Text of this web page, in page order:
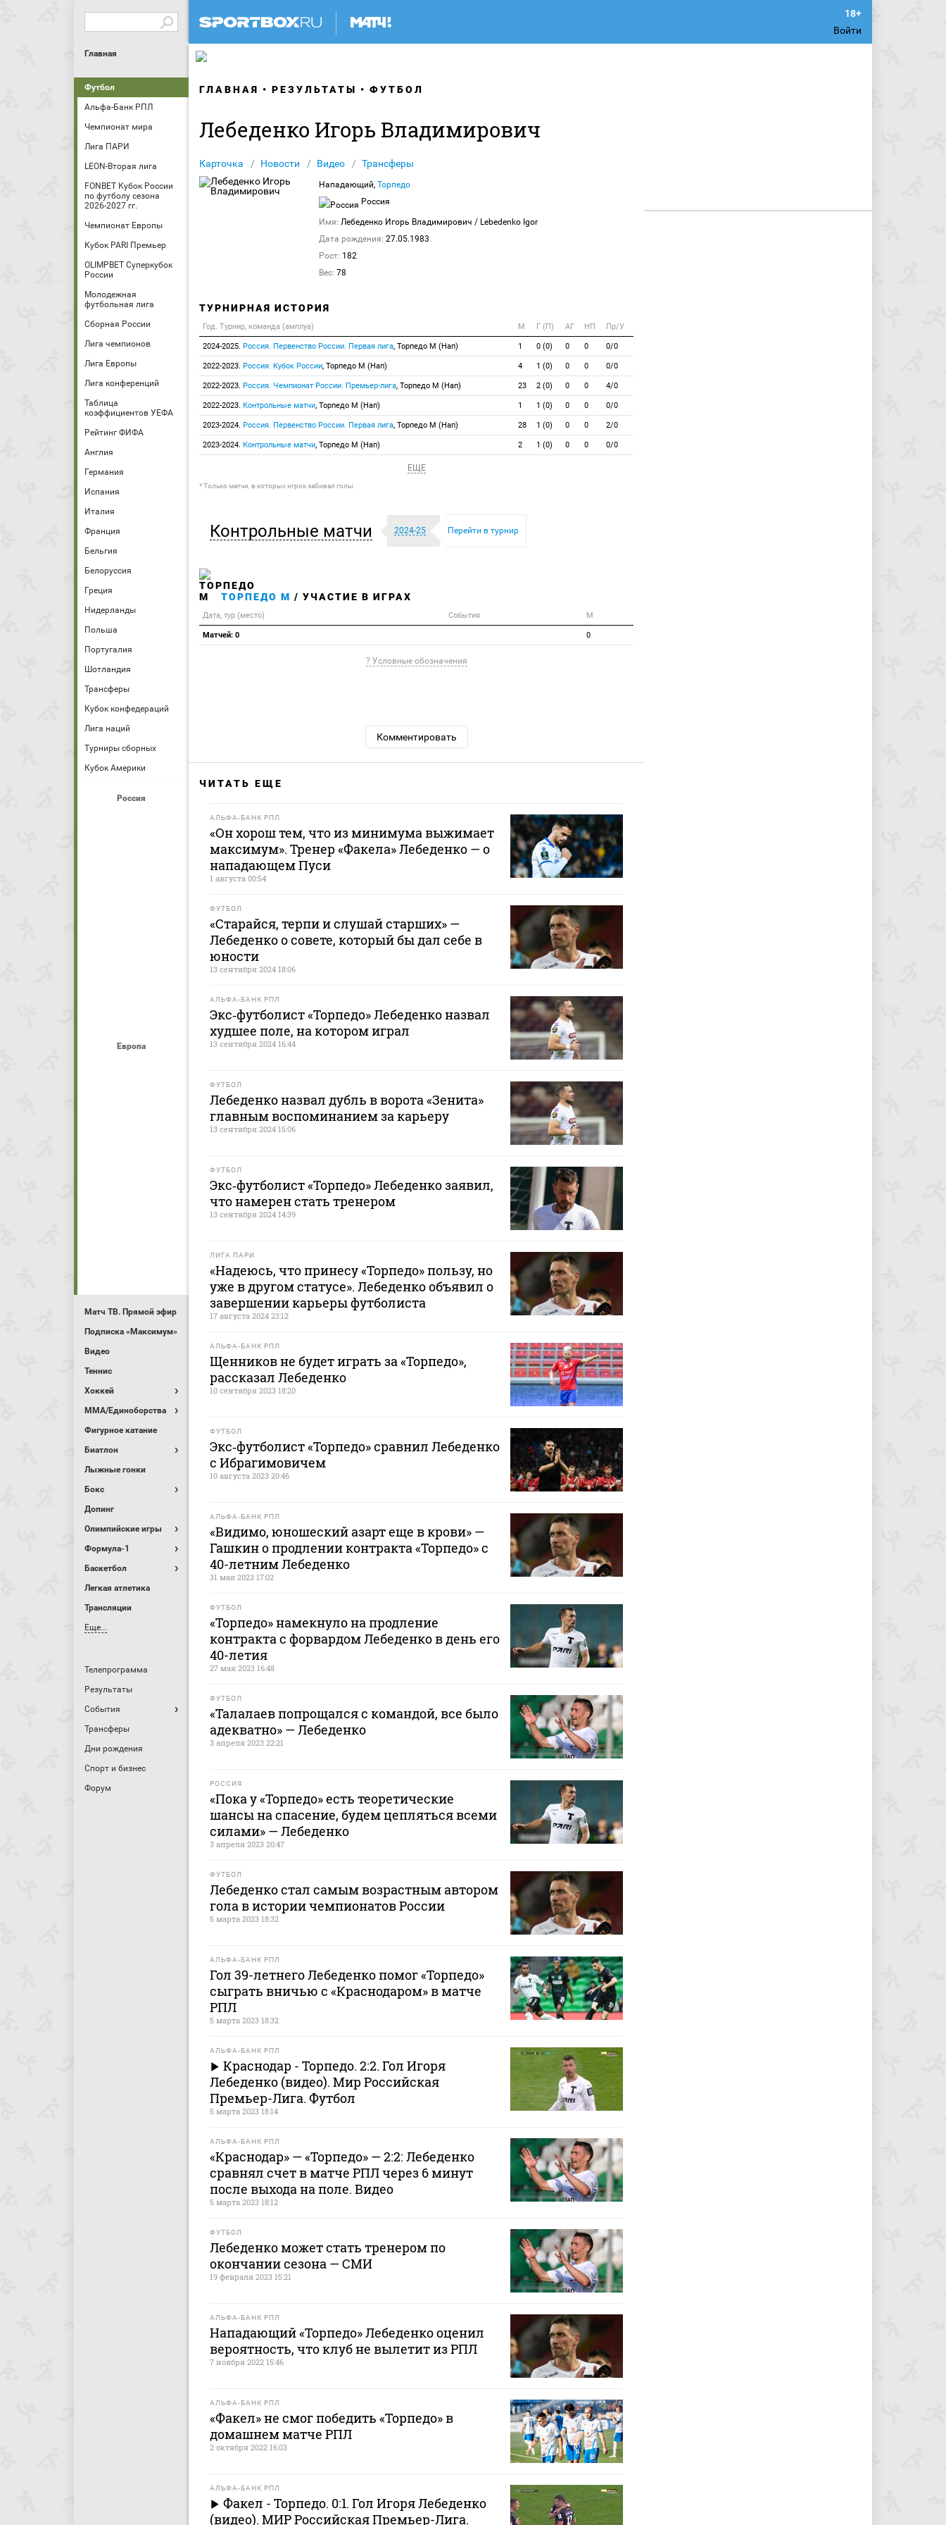
Войти
Главная
Футбол
Альфа-Банк РПЛ
Чемпионат мира
Лига ПАРИ
LEON-Вторая лига
FONBET Кубок России
по футболу сезона
2026-2027 гг.
Чемпионат Европы
Кубок PARI Премьер
OLIMPBET Суперкубок
России
Молодежная
футбольная лига
Сборная России
Лига чемпионов
Лига Европы
Лига конференций
Таблица
коэффициентов УЕФА
Рейтинг ФИФА
Англия
Германия
Испания
Италия
Франция
Бельгия
Белоруссия
Греция
Нидерланды
Польша
Португалия
Шотландия
Трансферы
Кубок конфедераций
Лига наций
Турниры сборных
Кубок Америки
Россия
Европа
Матч ТВ. Прямой эфир
Подписка «Максимум»
Видео
Теннис
Хоккей
MMA/Единоборства
Фигурное катание
Биатлон
Лыжные гонки
Бокс
Допинг
Олимпийские игры
Формула-1
Баскетбол
Легкая атлетика
Трансляции
Еще...
Телепрограмма
Результаты
События
Трансферы
Дни рождения
Спорт и бизнес
Форум
ГЛАВНАЯ РЕЗУЛЬТАТЫ ФУТБОЛ
Лебеденко Игорь Владимирович
Карточка Новости Видео Трансферы
Нападающий, Торпедо
Россия
Имя: Лебеденко Игорь Владимирович / Lebedenko Igor
Дата рождения: 27.05.1983
Рост: 182
Вес: 78
ТУРНИРНАЯ ИСТОРИЯ
Год. Турнир, команда (амплуа) М Г (П) АГ НП Пр/У
2024-2025. Россия. Первенство России. Первая лига, Торпедо М (Нап) 1 0 (0) 0 0 0/0
2022-2023. Россия. Кубок России, Торпедо М (Нап) 4 1 (0) 0 0 0/0
2022-2023. Россия. Чемпионат России. Премьер-лига, Торпедо М (Нап) 23 2 (0) 0 0 4/0
2022-2023. Контрольные матчи, Торпедо М (Нап) 1 1 (0) 0 0 0/0
2023-2024. Россия. Первенство России. Первая лига, Торпедо М (Нап) 28 1 (0) 0 0 2/0
2023-2024. Контрольные матчи, Торпедо М (Нап) 2 1 (0) 0 0 0/0
ЕЩЕ
* Только матчи, в которых игрок забивал голы
Контрольные матчи 2024-25 Перейти в турнир
ТОРПЕДО М / УЧАСТИЕ В ИГРАХ
Дата, тур (место) События М
Матчей: 0 0
? Условные обозначения
Комментировать
ЧИТАТЬ ЕЩЕ
АЛЬФА-БАНК РПЛ
«Он хорош тем, что из минимума выжимает
максимум». Тренер «Факела» Лебеденко — о
нападающем Пуси
1 августа 00:54
ФУТБОЛ
«Старайся, терпи и слушай старших» —
Лебеденко о совете, который бы дал себе в
юности
13 сентября 2024 18:06
АЛЬФА-БАНК РПЛ
Экс‑футболист «Торпедо» Лебеденко назвал
худшее поле, на котором играл
13 сентября 2024 16:44
ФУТБОЛ
Лебеденко назвал дубль в ворота «Зенита»
главным воспоминанием за карьеру
13 сентября 2024 15:06
ФУТБОЛ
Экс‑футболист «Торпедо» Лебеденко заявил,
что намерен стать тренером
13 сентября 2024 14:39
ЛИГА ПАРИ
«Надеюсь, что принесу «Торпедо» пользу, но
уже в другом статусе». Лебеденко объявил о
завершении карьеры футболиста
17 августа 2024 23:12
АЛЬФА-БАНК РПЛ
Щенников не будет играть за «Торпедо»,
рассказал Лебеденко
10 сентября 2023 18:20
ФУТБОЛ
Экс‑футболист «Торпедо» сравнил Лебеденко
с Ибрагимовичем
10 августа 2023 20:46
АЛЬФА-БАНК РПЛ
«Видимо, юношеский азарт еще в крови» —
Гашкин о продлении контракта «Торпедо» с
40-летним Лебеденко
31 мая 2023 17:02
ФУТБОЛ
«Торпедо» намекнуло на продление
контракта с форвардом Лебеденко в день его
40-летия
27 мая 2023 16:48
ФУТБОЛ
«Талалаев попрощался с командой, все было
адекватно» — Лебеденко
3 апреля 2023 22:21
РОССИЯ
«Пока у «Торпедо» есть теоретические
шансы на спасение, будем цепляться всеми
силами» — Лебеденко
3 апреля 2023 20:47
ФУТБОЛ
Лебеденко стал самым возрастным автором
гола в истории чемпионатов России
5 марта 2023 18:32
АЛЬФА-БАНК РПЛ
Гол 39-летнего Лебеденко помог «Торпедо»
сыграть вничью с «Краснодаром» в матче
РПЛ
5 марта 2023 18:32
АЛЬФА-БАНК РПЛ
Краснодар - Торпедо. 2:2. Гол Игоря
Лебеденко (видео). Мир Российская
Премьер-Лига. Футбол
5 марта 2023 18:14
АЛЬФА-БАНК РПЛ
«Краснодар» — «Торпедо» — 2:2: Лебеденко
сравнял счет в матче РПЛ через 6 минут
после выхода на поле. Видео
5 марта 2023 18:12
ФУТБОЛ
Лебеденко может стать тренером по
окончании сезона — СМИ
19 февраля 2023 15:21
АЛЬФА-БАНК РПЛ
Нападающий «Торпедо» Лебеденко оценил
вероятность, что клуб не вылетит из РПЛ
7 ноября 2022 15:46
АЛЬФА-БАНК РПЛ
«Факел» не смог победить «Торпедо» в
домашнем матче РПЛ
2 октября 2022 16:03
АЛЬФА-БАНК РПЛ
Факел - Торпедо. 0:1. Гол Игоря Лебеденко
(видео). МИР Российская Премьер-Лига.